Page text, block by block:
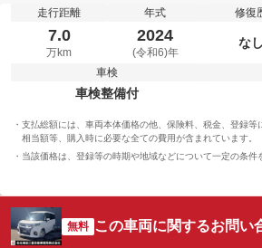
走行距離
7.0
万km
年式
2024
(令和6)年
修復
なし
車検
車検整備付
支払総額には、車両本体価格の他、保険料、税金、登録等
相当額等、購入時に必要な全ての費用が含まれています。
当該価格は、登録等の時期や地域などについて一定の条件
無料 この車両に関するお問い